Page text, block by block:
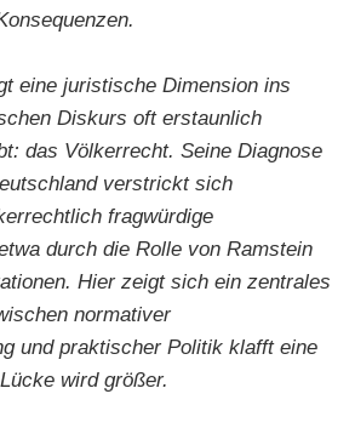
eine juristische Dimension ins
Diskurs oft erstaunlich
das Völkerrecht. Seine Diagnose
verstrickt sich
fragwürdige
durch die Rolle von Ramstein
Hier zeigt sich ein zentrales
normativer
und praktischer Politik klafft eine
wird größer.